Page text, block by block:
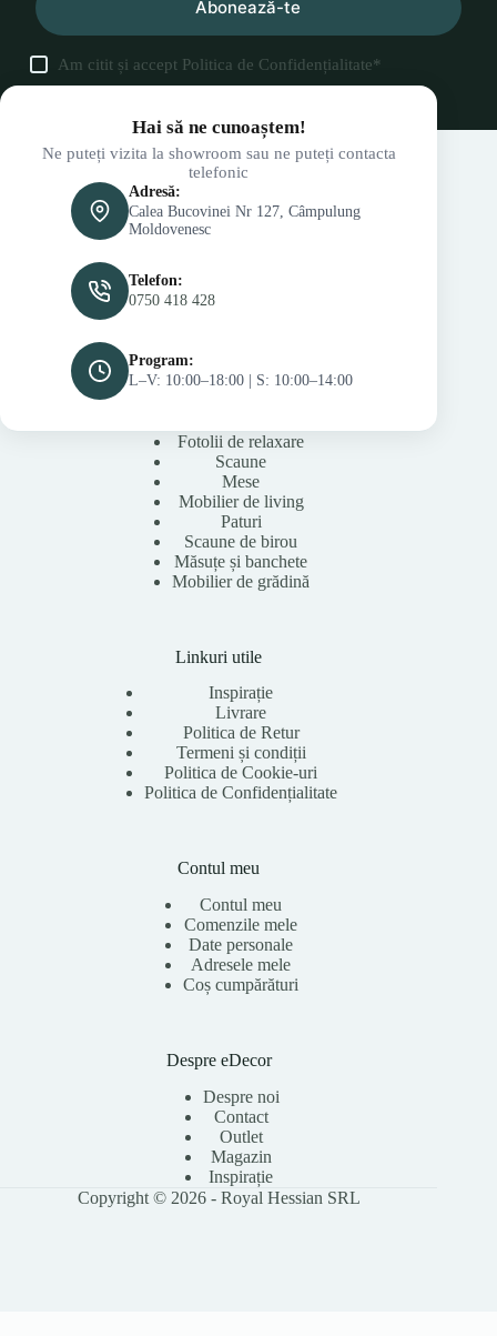
Abonează-te
Am citit și accept Politica de Confidențialitate*
Hai să ne cunoaștem!
Ne puteți vizita la showroom sau ne puteți contacta
telefonic
Adresă:
Calea Bucovinei Nr 127, Câmpulung
Moldovenesc
Telefon:
0750 418 428
Program:
L–V: 10:00–18:00 | S: 10:00–14:00
Fotolii de relaxare
Scaune
Mese
Mobilier de living
Paturi
Scaune de birou
Măsuțe și banchete
Mobilier de grădină
Linkuri utile
Inspirație
Livrare
Politica de Retur
Termeni și condiții
Politica de Cookie-uri
Politica de Confidențialitate
Contul meu
Contul meu
Comenzile mele
Date personale
Adresele mele
Coș cumpărături
Despre eDecor
Despre noi
Contact
Outlet
Magazin
Inspirație
Copyright © 2026 - Royal Hessian SRL